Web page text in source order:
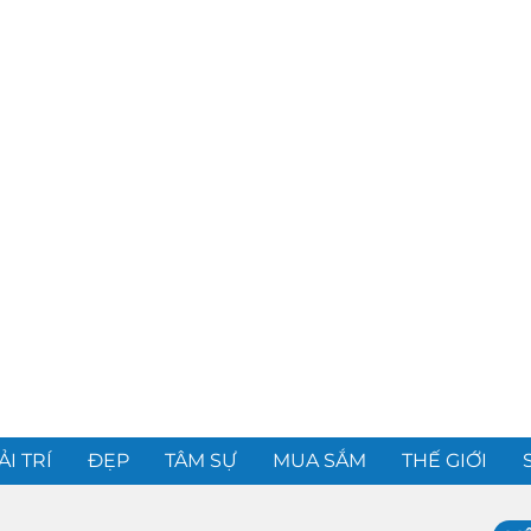
TRÍ ĐẸP TÂM SỰ MUA SẮM THẾ GIỚI